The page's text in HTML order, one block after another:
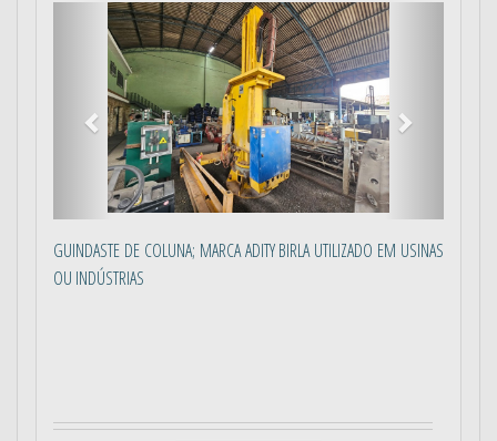
Anterior
GUINDASTE DE COLUNA; MARCA ADITY BIRLA UTILIZADO EM USINAS
OU INDÚSTRIAS